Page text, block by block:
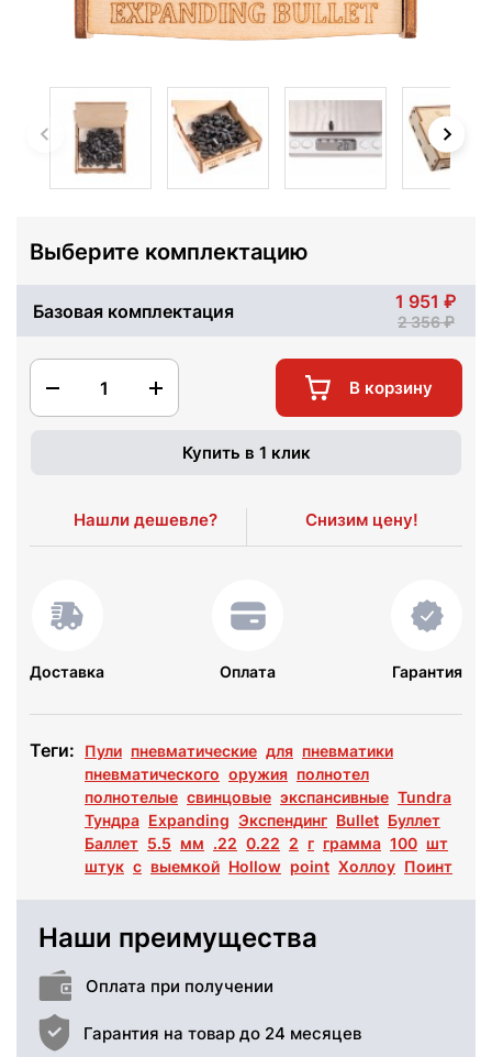
Выберите комплектацию
Базовая комплектация 1 951
2 356
1 В корзину
Купить в 1 клик
Нашли дешевле? Снизим цену!
Доставка Оплата Гарантия
Теги: Пули пневматические для пневматики
пневматического оружия полнотел
полнотелые свинцовые экспансивные Tundra
Тундра Expanding Экспендинг Bullet Буллет
Баллет 5.5 мм .22 0.22 2 г грамма 100 шт
штук с выемкой Hollow point Холлоу Поинт
Наши преимущества
Оплата при получении
Гарантия на товар до 24 месяцев